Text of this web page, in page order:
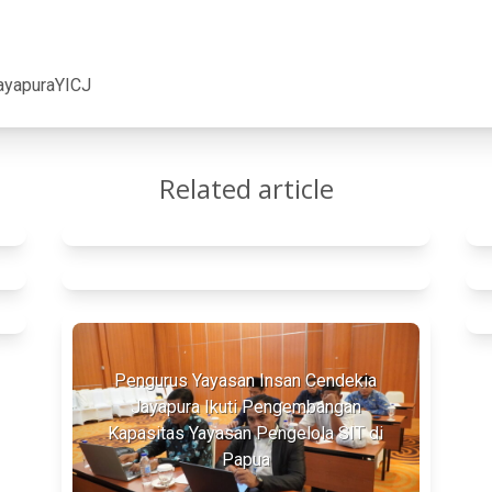
YICJ
Related article
Siswa SIT Inkia Jalani Manasik Haji
Pengurus Yayasan Insan Cendekia
Jayapura Ikuti Pengembangan
Kapasitas Yayasan Pengelola SIT di
Papua